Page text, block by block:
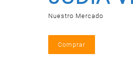
Nuestro Mercado